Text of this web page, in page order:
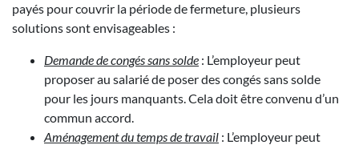
payés pour couvrir la période de fermeture, plusieurs
solutions sont envisageables :
Demande de congés sans solde : L’employeur peut
proposer au salarié de poser des congés sans solde
pour les jours manquants. Cela doit être convenu d’un
commun accord.
Aménagement du temps de travail : L’employeur peut